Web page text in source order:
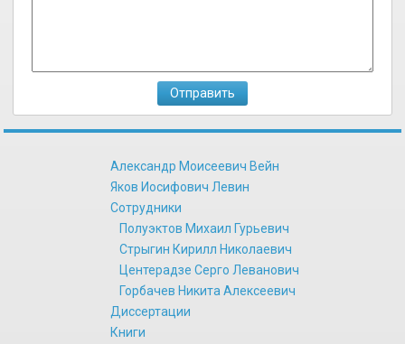
Александр Моисеевич Вейн
Яков Иосифович Левин
Сотрудники
Полуэктов Михаил Гурьевич
Стрыгин Кирилл Николаевич
Центерадзе Серго Леванович
Горбачев Никита Алексеевич
Диссертации
Книги